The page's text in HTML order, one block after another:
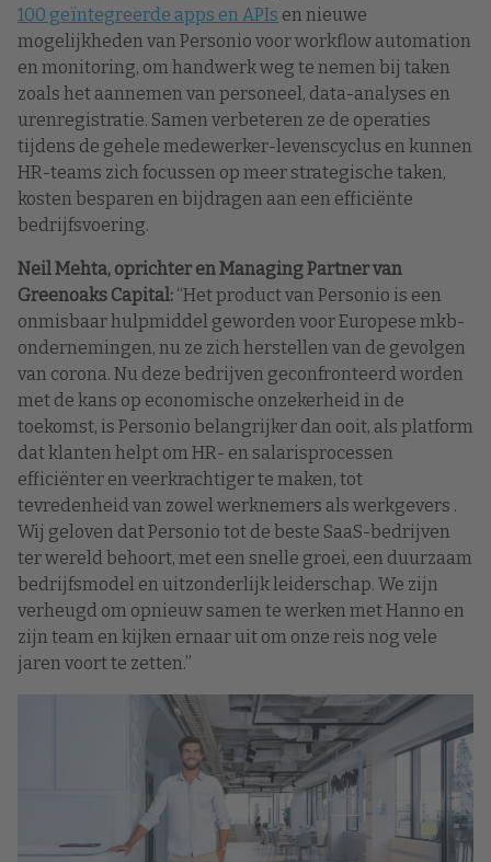
100 geïntegreerde apps en APIs en nieuwe
mogelijkheden van Personio voor workflow automation
en monitoring, om handwerk weg te nemen bij taken
zoals het aannemen van personeel, data-analyses en
urenregistratie. Samen verbeteren ze de operaties
tijdens de gehele medewerker-levenscyclus en kunnen
HR-teams zich focussen op meer strategische taken,
kosten besparen en bijdragen aan een efficiënte
bedrijfsvoering.
Neil Mehta, oprichter en Managing Partner van
Greenoaks Capital: “Het product van Personio is een
onmisbaar hulpmiddel geworden voor Europese mkb-
ondernemingen, nu ze zich herstellen van de gevolgen
van corona. Nu deze bedrijven geconfronteerd worden
met de kans op economische onzekerheid in de
toekomst, is Personio belangrijker dan ooit, als platform
dat klanten helpt om HR- en salarisprocessen
efficiënter en veerkrachtiger te maken, tot
tevredenheid van zowel werknemers als werkgevers .
Wij geloven dat Personio tot de beste SaaS-bedrijven
ter wereld behoort, met een snelle groei, een duurzaam
bedrijfsmodel en uitzonderlijk leiderschap. We zijn
verheugd om opnieuw samen te werken met Hanno en
zijn team en kijken ernaar uit om onze reis nog vele
jaren voort te zetten.”